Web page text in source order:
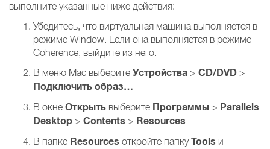
выполните указанные ниже действия:
Убедитесь, что виртуальная машина выполняется в
режиме Window. Если она выполняется в режиме
Coherence, выйдите из него.
В меню Mac выберите Устройства > CD/DVD >
Подключить образ…
В окне Открыть выберите Программы > Parallels
Desktop > Contents > Resources
В папке Resources откройте папкуTools и